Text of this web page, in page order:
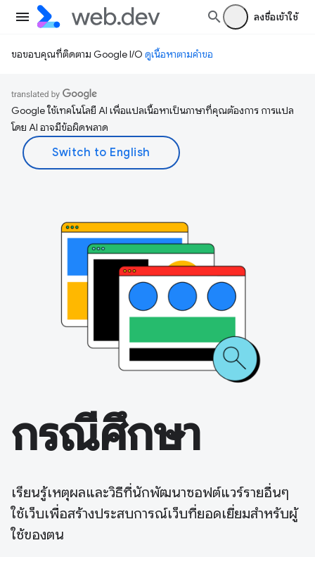
ลงชื่อเข้าใช้
ขอขอบคุณที่ติดตาม Google I/O ดูเนื้อหาตามคำขอ
Google ใช้เทคโนโลยี AI เพื่อแปลเนื้อหาเป็นภาษาที่คุณต้องการ การแปล
โดย AI อาจมีข้อผิดพลาด
กรณีศึกษา
เรียนรู้เหตุผลและวิธีที่นักพัฒนาซอฟต์แวร์รายอื่นๆ
ใช้เว็บเพื่อสร้างประสบการณ์เว็บที่ยอดเยี่ยมสำหรับผู้
ใช้ของตน